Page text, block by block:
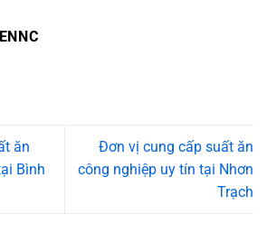
ăn
Bình
Đơn vị cung cấp suất ăn
công nghiệp uy tín tại Nhơn
Trạch